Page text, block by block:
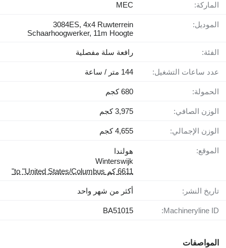
الماركة: MEC
الموديل:
3084ES, 4x4 Ruwterrein
Schaarhoogwerker, 11m Hoogte
الفئة: رافعة سلة مفصلية
عدد ساعات التشغيل: 144 متر / ساعة
الحمولة: 680 كجم
الوزن الصافي: 3,975 كجم
الوزن الإجمالي: 4,655 كجم
الموقع:
هولندا
Winterswijk
6611 كم to "United States/Columbus"
تاريخ النشر: أكثر من شهر واحد
Machineryline ID:
BA51015
المواصفات